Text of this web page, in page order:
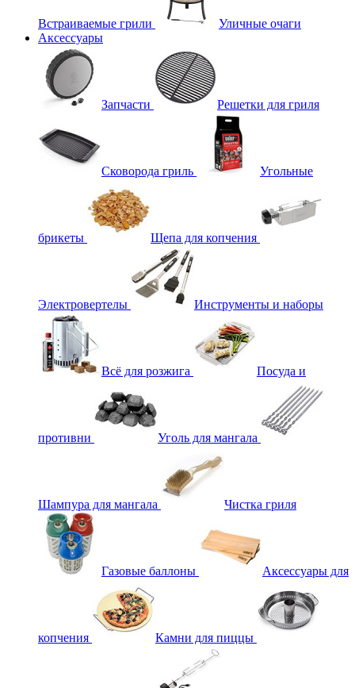
Встраиваемые грили
Уличные очаги
Аксессуары
Запчасти Решетки для гриля
Сковорода гриль Угольные
брикеты Щепа для копчения
Электровертелы Инструменты и наборы
Всё для розжига Посуда и
противни Уголь для мангала
Шампура для мангала Чистка гриля
Газовые баллоны Аксессуары для
копчения Камни для пиццы